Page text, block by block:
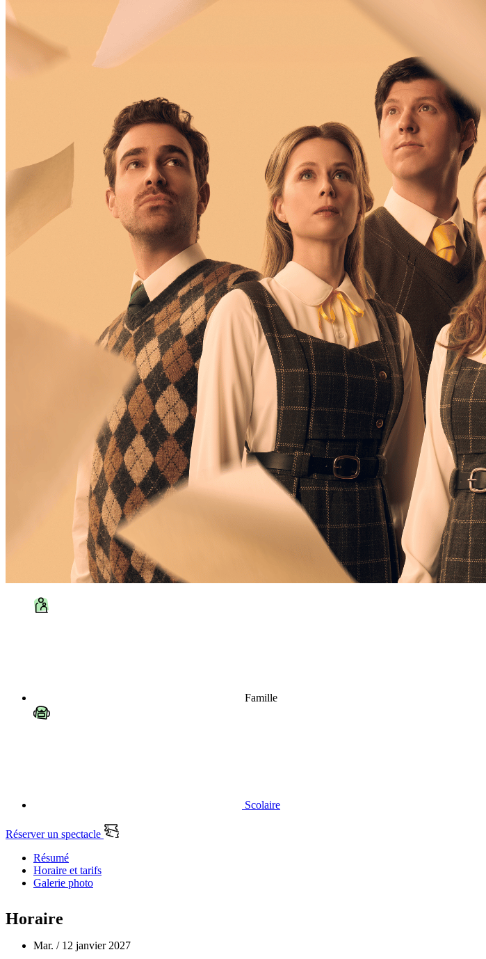
Famille
Scolaire
Réserver un spectacle
Résumé
Horaire et tarifs
Galerie photo
Horaire
Mar. / 12 janvier 2027